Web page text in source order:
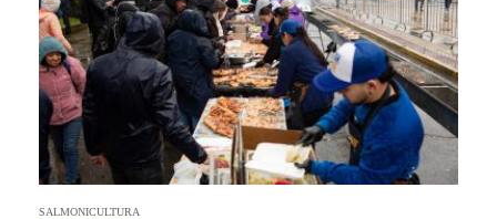
SALMONICULTURA